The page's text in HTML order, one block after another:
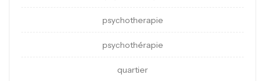
psychotherapie
psychothérapie
quartier